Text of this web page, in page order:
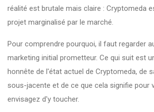
réalité est brutale mais claire : Cryptomeda
projet marginalisé par le marché.
Pour comprendre pourquoi, il faut regarder
marketing initial prometteur. Ce qui suit est
honnête de l'état actuel de Cryptomeda, de
sous-jacente et de ce que cela signifie pour
envisagez d'y toucher.